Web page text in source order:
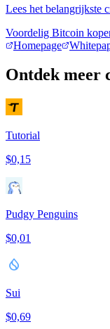
Lees het belangrijkste
Voordelig Bitcoin
Homepage
Ontdek meer
Tutorial
$0,15
Pudgy Penguins
$0,01
Sui
$0,69